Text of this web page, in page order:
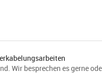
Wir besprechen es gerne